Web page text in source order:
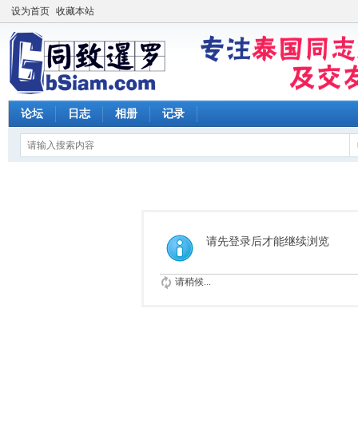
设为首页 收藏本站
论坛 日志 相册 记录
请先登录后才能继续浏览
请稍候...